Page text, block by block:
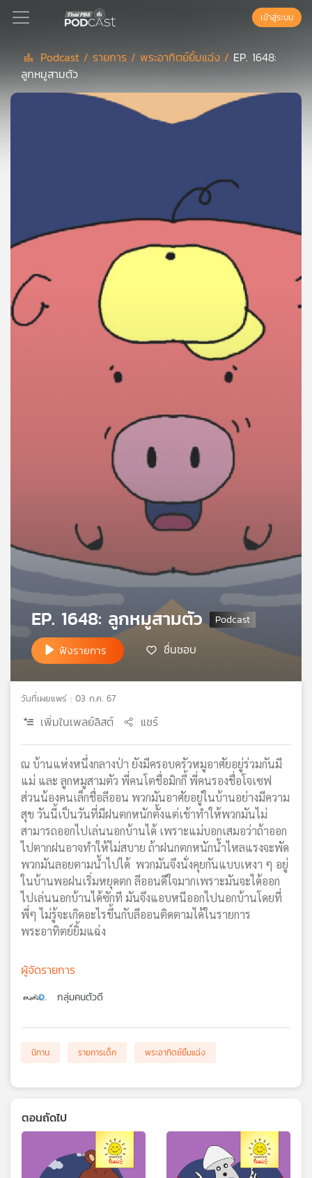
Podcast
เพล
สต์
ของ
คุณ
เกี่ยว
กับ
เรา
เครือ
ไทย
แผนที่
วิทยุ
เครือ
ข่าย
เข้าสู่ระบบ
Podcast / รายการ /พระอาทิตย์ยิ้มแฉ่ง / EP. 1648:
ลูกหมูสามตัว
EP. 1648: ลูกหมูสามตัว
ฟังรายการ ชื่นชอบ
วันที่เผยแพร่ : 03 ก.ค. 67
เพิ่มในเพลย์ลิสต์ แชร์
ณ บ้านแห่งหนึ่งกลางป่า ยังมีครอบครัวหมูอาศัยอยู่ร่วมกันมี
แม่ และ ลูกหมูสามตัว พี่คนโตชื่อมิกกี้ พี่คนรองชื่อโจเซฟ
ส่วนน้องคนเล็กชื่อลีออน พวกมันอาศัยอยู่ในบ้านอย่างมีความ
สุข วันนี้เป็นวันที่มีฝนตกหนักตั้งแต่เช้าทำให้พวกมันไม่
สามารถออกไปเล่นนอกบ้านได้ เพราะแม่บอกเสมอว่าถ้าออก
ไปตากฝนอาจทำให้ไม่สบาย ถ้าฝนกตกหนักน้ำไหลแรงจะพัด
พวกมันลอยตามน้ำไปได้ พวกมันจึงนั่งคุยกันแบบเหงา ๆ อยู่
ในบ้านพอฝนเริ่มหยุดตก ลีออนดีใจมากเพราะมันจะได้ออก
ไปเล่นนอกบ้านได้ซักที มันจึงแอบหนีออกไปนอกบ้านโดยที่
พี่ๆ ไม่รู้จะเกิดอะไรขึ้นกับลีออนติดตามได้ในรายการ
พระอาทิตย์ยิ้มแฉ่ง
ผู้จัดรายการ
กลุ่มคนตัวดี
นิทาน รายการเด็ก พระอาทิตย์ยิ้มแฉ่ง
ตอนถัดไป